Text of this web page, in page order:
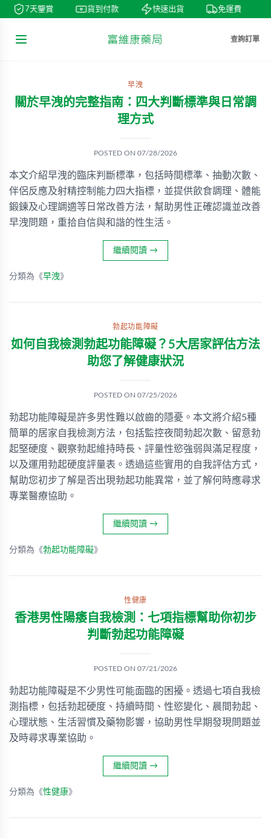
7天鑒賞 貨到付款 快速出貨 免運費
查詢訂單
早洩
關於早洩的完整指南：四大判斷標準與日常調
理方式
POSTED ON 07/28/2026
本文介紹早洩的臨床判斷標準，包括時間標準、抽動次數、
伴侶反應及射精控制能力四大指標，並提供飲食調理、體能
鍛鍊及心理調適等日常改善方法，幫助男性正確認識並改善
早洩問題，重拾自信與和諧的性生活。
繼續閱讀 →
分類為《早洩》
勃起功能障礙
如何自我檢測勃起功能障礙？5大居家評估方法
助您了解健康狀況
POSTED ON 07/25/2026
勃起功能障礙是許多男性難以啟齒的隱憂。本文將介紹5種
簡單的居家自我檢測方法，包括監控夜間勃起次數、留意勃
起堅硬度、觀察勃起維持時長、評量性慾強弱與滿足程度，
以及運用勃起硬度評量表。透過這些實用的自我評估方式，
幫助您初步了解是否出現勃起功能異常，並了解何時應尋求
專業醫療協助。
繼續閱讀 →
分類為《勃起功能障礙》
性健康
香港男性陽痿自我檢測：七項指標幫助你初步
判斷勃起功能障礙
POSTED ON 07/21/2026
勃起功能障礙是不少男性可能面臨的困擾。透過七項自我檢
測指標，包括勃起硬度、持續時間、性慾變化、晨間勃起、
心理狀態、生活習慣及藥物影響，協助男性早期發現問題並
及時尋求專業協助。
繼續閱讀 →
分類為《性健康》